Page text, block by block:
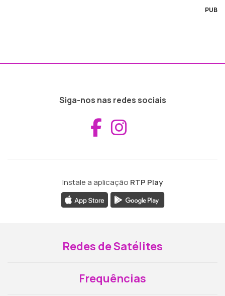
PUB
Siga-nos nas redes sociais
Aceder ao
Instale a aplicação RTP Play
Redes de Satélites
Frequências